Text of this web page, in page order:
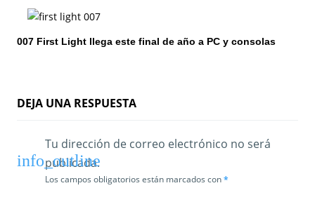
r
d
s
007 First Light llega este final de año a PC y consolas
DEJA UNA RESPUESTA
Tu dirección de correo electrónico no será
publicada.
Los campos obligatorios están marcados con*